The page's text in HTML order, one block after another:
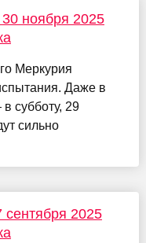
ноября 2025
Меркурия
Даже в
субботу, 29
сильно
сентября 2025